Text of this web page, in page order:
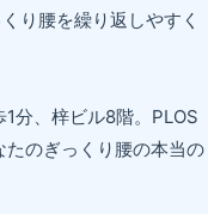
り腰を繰り返しやすく
分、梓ビル8階。PLOS
のぎっくり腰の本当の